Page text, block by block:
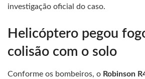
investigação oficial do caso.
Helicóptero pegou
colisão com o solo
Conforme os bombeiros, o Robinson